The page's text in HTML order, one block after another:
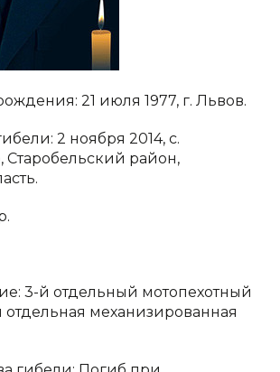
21 июля 1977, г. Львов.
2 ноября 2014, с.
район,
3-й отдельный мотопехотный
отдельная механизированная